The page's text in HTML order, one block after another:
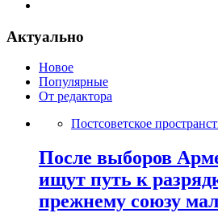
Актуально
Новое
Популярные
От редактора
Постсоветское
После выборов
ищут путь к
прежнему союзу